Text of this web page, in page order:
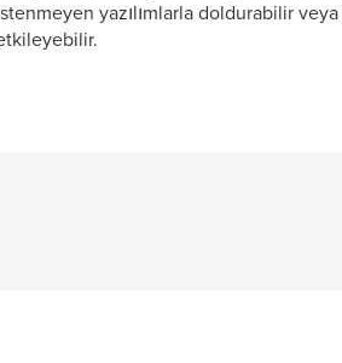
yazılımlarla doldurabilir